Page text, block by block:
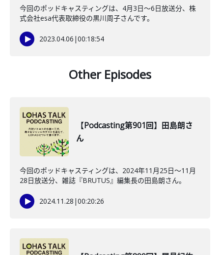
今回のポッドキャスティングは、4月3日〜6日放送分、株
式会社esa代表取締役の黒川周子さんです。
2023.04.06 |00:18:54
Other Episodes
【Podcasting第901回】田島朗さ
ん
今回のポッドキャスティングは、2024年11月25日～11月
28日放送分、雑誌『BRUTUS』編集長の田島朗さん。
2024.11.28 |00:20:26